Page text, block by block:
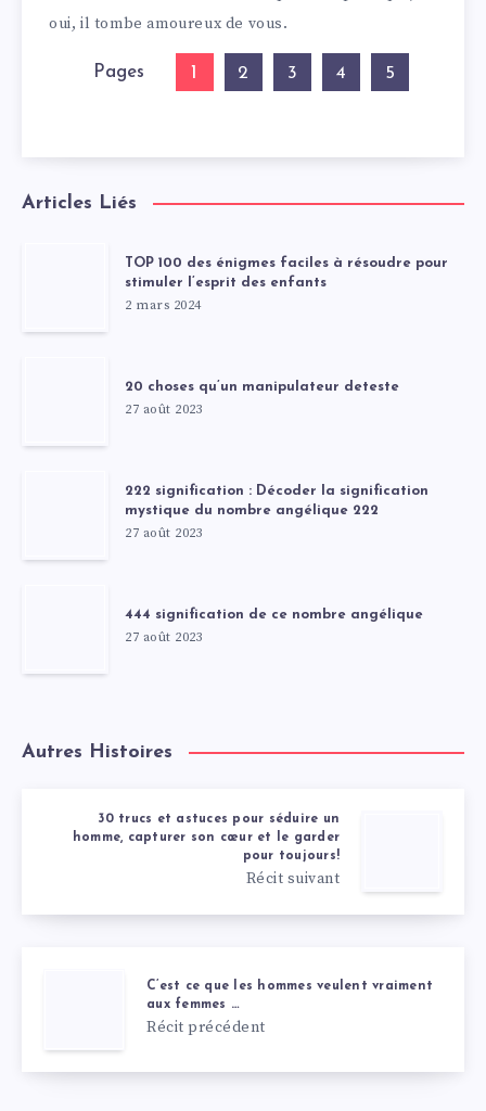
oui, il tombe amoureux de vous.
Pages 1 2 3 4 5
Articles Liés
TOP 100 des énigmes faciles à résoudre pour
stimuler l’esprit des enfants
2 mars 2024
20 choses qu’un manipulateur deteste
27 août 2023
222 signification : Décoder la signification
mystique du nombre angélique 222
27 août 2023
444 signification de ce nombre angélique
27 août 2023
Autres Histoires
30 trucs et astuces pour séduire un
homme, capturer son cœur et le garder
pour toujours!
Récit suivant
C’est ce que les hommes veulent vraiment
aux femmes …
Récit précédent